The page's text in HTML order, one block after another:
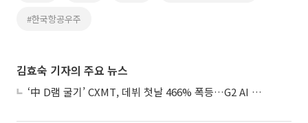
#한국항공우주
김효숙 기자의 주요 뉴스
‘中 D램 굴기’ CXMT, 데뷔 첫날 466% 폭등…G2 AI 패권 ‘쩐의 전쟁’